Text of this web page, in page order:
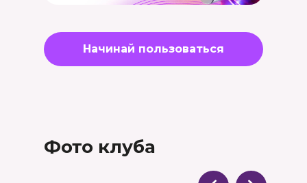
Начинай пользоваться
Фото клуба